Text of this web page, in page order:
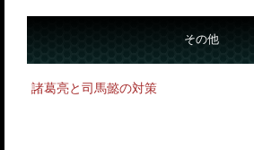
その他
諸葛亮と司馬懿の対策